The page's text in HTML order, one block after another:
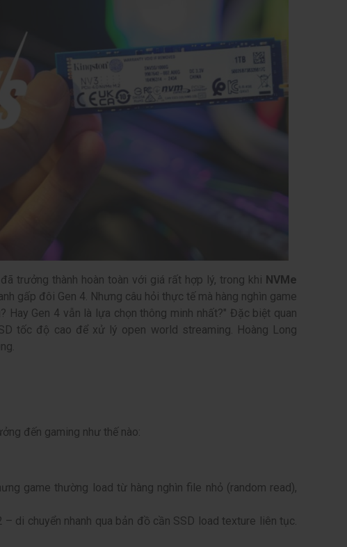
đã trưởng thành hoàn toàn với giá rất hợp lý, trong khi NVMe
gấp đôi Gen 4. Nhưng câu hỏi thực tế mà hàng nghìn game
Gen 4 vẫn là lựa chọn thông minh nhất?" Đặc biệt quan
tốc độ cao để xử lý open world streaming. Hoàng Long
đến gaming như thế nào:
game thường load từ hàng nghìn file nhỏ (random read),
di chuyển nhanh qua bản đồ cần SSD load texture liên tục.